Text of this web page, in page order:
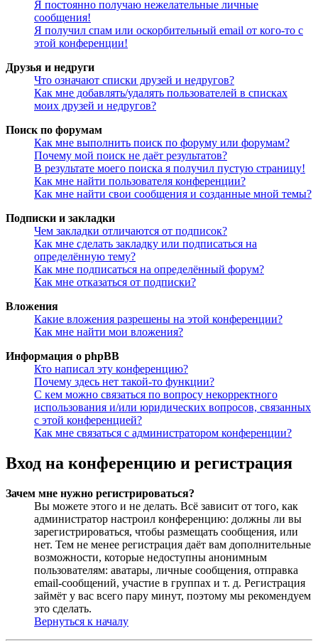
Я постоянно получаю нежелательные личные
сообщения!
Я получил спам или оскорбительный email от кого-то с
этой конференции!
Друзья и недруги
Что означают списки друзей и недругов?
Как мне добавлять/удалять пользователей в списках
моих друзей и недругов?
Поиск по форумам
Как мне выполнить поиск по форуму или форумам?
Почему мой поиск не даёт результатов?
В результате моего поиска я получил пустую страницу!
Как мне найти пользователя конференции?
Как мне найти свои сообщения и созданные мной темы?
Подписки и закладки
Чем закладки отличаются от подписок?
Как мне сделать закладку или подписаться на
определённую тему?
Как мне подписаться на определённый форум?
Как мне отказаться от подписки?
Вложения
Какие вложения разрешены на этой конференции?
Как мне найти мои вложения?
Информация о phpBB
Кто написал эту конференцию?
Почему здесь нет такой-то функции?
С кем можно связаться по вопросу некорректного
использования и/или юридических вопросов, связанных
с этой конференцией?
Как мне связаться с администратором конференции?
Вход на конференцию и регистрация
Зачем мне нужно регистрироваться?
Вы можете этого и не делать. Всё зависит от того, как
администратор настроил конференцию: должны ли вы
зарегистрироваться, чтобы размещать сообщения, или
нет. Тем не менее регистрация даёт вам дополнительные
возможности, которые недоступны анонимным
пользователям: аватары, личные сообщения, отправка
email-сообщений, участие в группах и т. д. Регистрация
займёт у вас всего пару минут, поэтому мы рекомендуем
это сделать.
Вернуться к началу